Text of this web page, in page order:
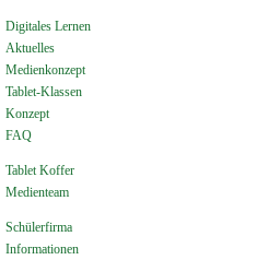
Digitales Lernen
Aktuelles
Medienkonzept
Tablet-Klassen
Konzept
FAQ
Tablet Koffer
Medienteam
Schülerfirma
Informationen